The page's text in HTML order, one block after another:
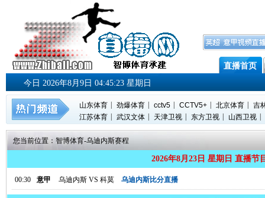
直播首页
今日 2026年8月9日 04:45:23 星期日
山东体育 劲爆体育 cctv5 CCTV5+ 北京体育
吉
江苏体育 | 武汉文体 | 天津卫视 | 东方卫视 | 山西卫视 |
您当前位置： 智博体育-乌迪内斯赛程
2026年8月23日 星期日 直播节
00:30 意甲 乌迪内斯 VS 科莫 乌迪内斯比分直播